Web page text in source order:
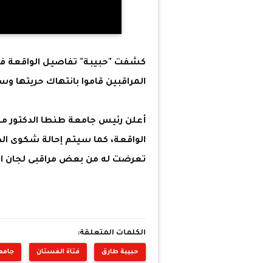
كشفت "حبيبة" تفاصيل الواقعة
المراقبين قاموا بانتهاك حريتها
أعلن رئيس جامعة طنطا الدكتور
الواقعة، كما سيتم إحالة شكوى
تعرضت له من بعض مراقبى لجان
الكلمات المتعلقة:
حبيبة طارق فتاة الفستان